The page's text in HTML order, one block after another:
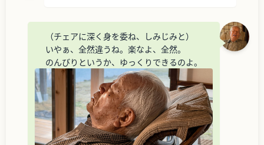
（チェアに深く身を委ね、しみじみと）
いやぁ、全然違うね。楽なよ、全然。
のんびりというか、ゆっくりできるのよ。